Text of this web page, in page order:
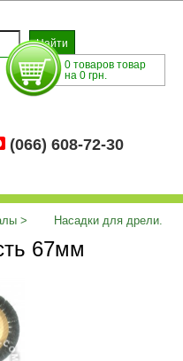
0 товаров товар
на 0 грн.
(066) 608-72-30
Насадки для дрели.
67мм